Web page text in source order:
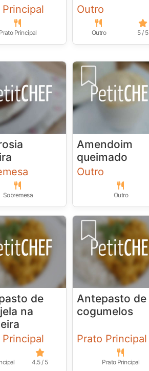
Principal
Prato Principal
Outro
Outro 5 / 5
Sobremesa
Amendoim
queimado
Outro
Outro
de
na
Principal
4.5 / 5
Antepasto de
cogumelos
Prato Principal
Prato Principal